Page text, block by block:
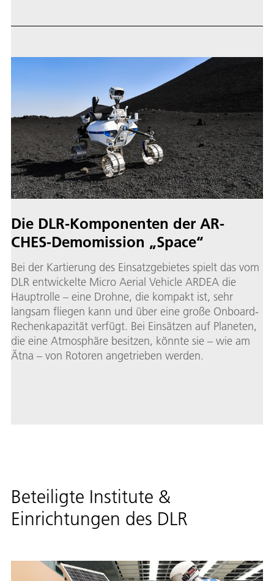
Die DLR-Kom­po­nen­ten der AR­
CHES-De­mo­mis­si­on „Space“
Bei der Kartierung des Einsatzgebietes spielt das vom
DLR entwickelte Micro Aerial Vehicle ARDEA die
Hauptrolle – eine Drohne, die kompakt ist, sehr
langsam fliegen kann und über eine große Onboard-
Rechenkapazität verfügt. Bei Einsätzen auf Planeten,
die eine Atmosphäre besitzen, könnte sie – wie am
Ätna – von Rotoren angetrieben werden.
Beteiligte Institute &
Einrichtungen des DLR